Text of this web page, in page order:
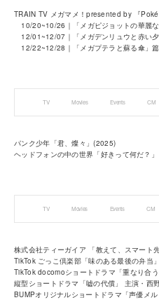
TRAIN TV メガマメ！presented by 『
10/20~10/26｜「メガピジョットの華麗
12/01~12/07｜「メガデンリュウと赤い
12/22~12/28｜「メガプテラと蘇る傘」篇
TV Movies Events CM
パンク少年「君、燦々」(2025)
ヘッドフォンの中の世界「好きって何だ？」
TV Movies Events CM
株式会社ティーガイア 「教えて、スマート
TikTok ごっこ倶楽部「味のある最後の弁当
TikTok docomoショートドラマ「重なり合
縦型ショートドラマ「嘘の代償」 主演・西
BUMPオリジナルショートドラマ「声優メ